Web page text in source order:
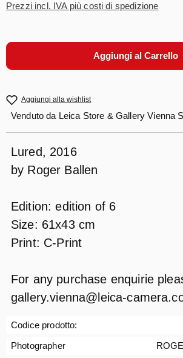
Prezzi incl. IVA più costi di spedizione
Aggiungi al Carrello
Aggiungi alla wishlist
Venduto da Leica Store & Gallery Vienna
Lured, 2016
by Roger Ballen
Edition: edition of 6
Size: 61x43 cm
Print: C-Print
For any purchase enquirie
gallery.vienna@leica-
Codice prodotto:
Photographer